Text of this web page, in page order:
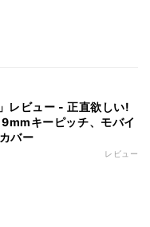
レビュー - 正直欲しい!
キーピッチ、モバイ
バー
レビュー